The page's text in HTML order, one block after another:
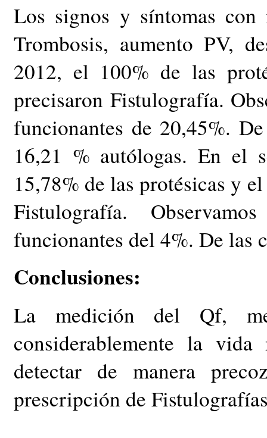
Los signos y síntomas con
Trombosis, aumento PV,
2012, el 100% de las
precisaron Fistulografía.
funcionantes de 20,45%.
16,21 % autólogas. En el
15,78% de las protésicas y
Fistulografía.
funcionantes del 4%. De las
Conclusiones:
La medición del Qf,
considerablemente la
detectar de manera
prescripción de